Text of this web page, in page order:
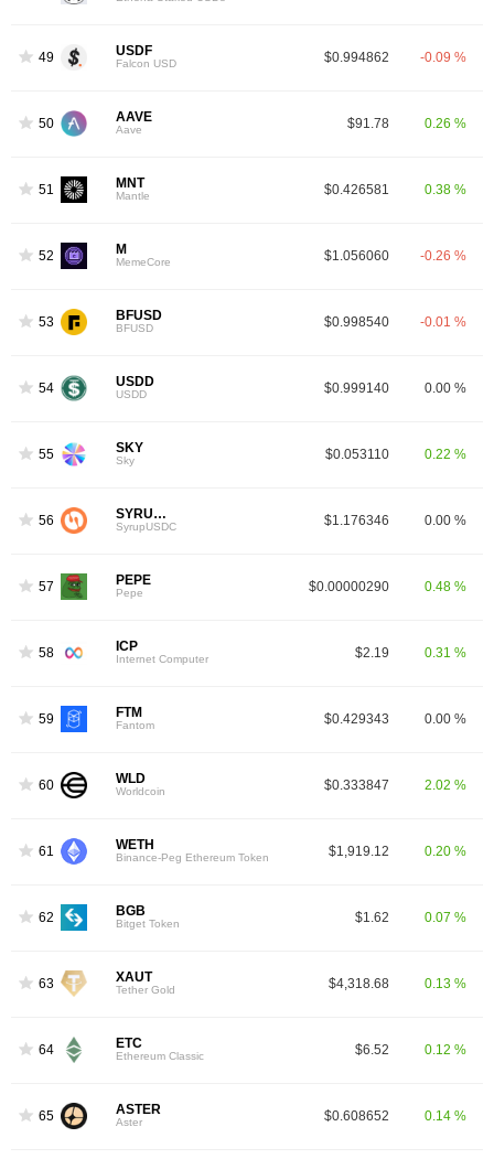
49 USDF
Falcon USD $0.994862 -0.09 %
50 AAVE
Aave $91.78 0.26 %
51 MNT
Mantle $0.426581 0.38 %
52 M
MemeCore $1.056060 -0.26 %
53 BFUSD
BFUSD $0.998540 -0.01 %
54 USDD
USDD $0.999140 0.00 %
55 SKY
Sky $0.053110 0.22 %
56 SYRUPUSDC
SyrupUSDC $1.176346 0.00 %
57 PEPE
Pepe $0.00000290 0.48 %
58 ICP
Internet Computer $2.19 0.31 %
59 FTM
Fantom $0.429343 0.00 %
60 WLD
Worldcoin $0.333847 2.02 %
61 WETH
Binance-Peg Ethereum Token $1,919.12 0.20 %
62 BGB
Bitget Token $1.62 0.07 %
63 XAUT
Tether Gold $4,318.68 0.13 %
64 ETC
Ethereum Classic $6.52 0.12 %
65 ASTER
Aster $0.608652 0.14 %